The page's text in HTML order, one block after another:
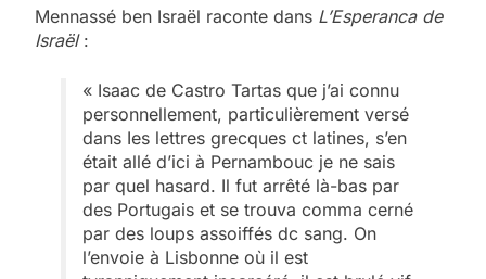
Mennassé ben Israël raconte dans L’Esperanca de
Israël:
« Isaac de Castro Tartas que j’ai connu
personnellement, particulièrement versé
dans Ies lettres grecques ct latines, s’en
était allé d’ici à Pernambouc je ne sais
par quel hasard. Il fut arrêté là-bas par
des Portugais et se trouva comma cerné
par des loups assoiffés dc sang. On
l’envoie à Lisbonne où il est